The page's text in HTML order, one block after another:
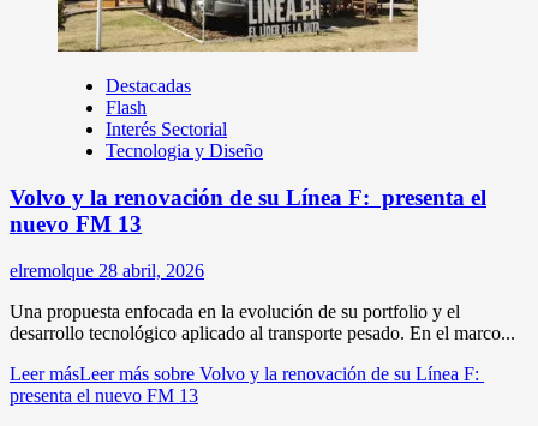
Destacadas
Flash
Interés Sectorial
Tecnologia y Diseño
Volvo y la renovación de su Línea F: presenta el
nuevo FM 13
elremolque 28 abril, 2026
Una propuesta enfocada en la evolución de su portfolio y el
desarrollo tecnológico aplicado al transporte pesado. En el marco...
Leer másLeer más sobre Volvo y la renovación de su Línea F:
presenta el nuevo FM 13